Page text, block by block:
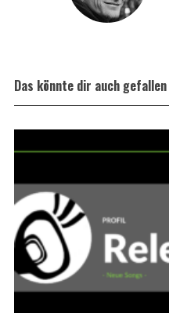
Das könnte dir auch gefallen